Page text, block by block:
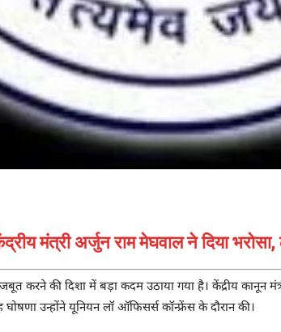
मंत्री अर्जुन राम मेघवाल ने दिया
करने की दिशा में बड़ा कदम उठाया गया है। केंद्रीय कानून
उन्होंने यूनियन लॉ ऑफिसर्स कॉन्फ्रेंस के दौरान की।